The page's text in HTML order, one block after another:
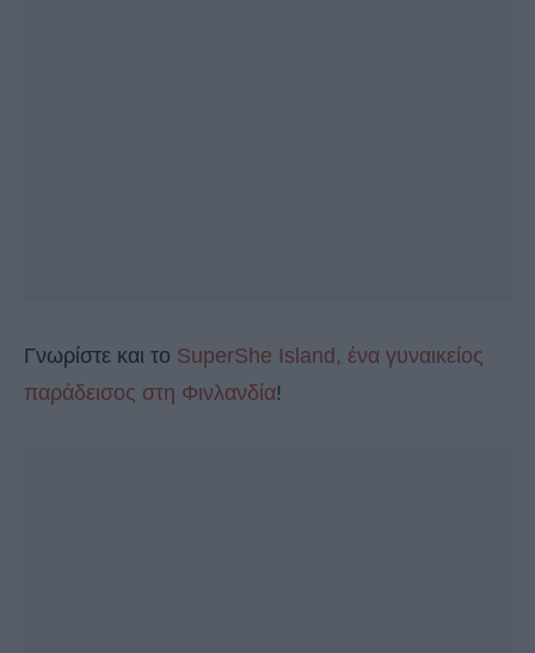
Γνωρίστε και το SuperShe Island, ένα γυναικείος
παράδεισος στη Φινλανδία!